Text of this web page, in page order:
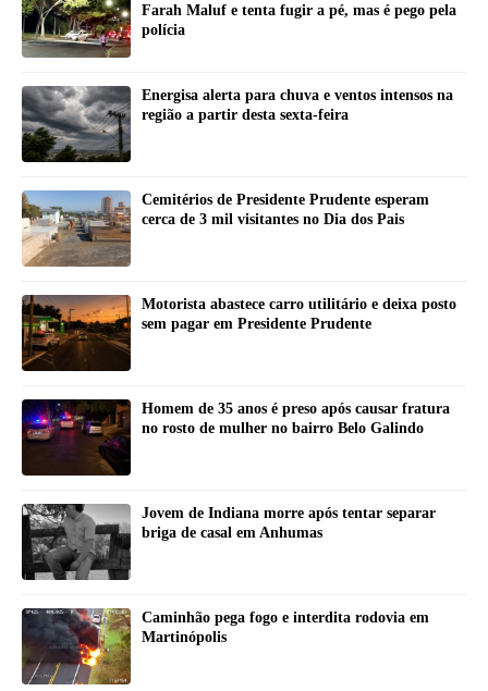
Farah Maluf e tenta fugir a pé, mas é pego pela
polícia
Energisa alerta para chuva e ventos intensos na
região a partir desta sexta-feira
Cemitérios de Presidente Prudente esperam
cerca de 3 mil visitantes no Dia dos Pais
Motorista abastece carro utilitário e deixa posto
sem pagar em Presidente Prudente
Homem de 35 anos é preso após causar fratura
no rosto de mulher no bairro Belo Galindo
Jovem de Indiana morre após tentar separar
briga de casal em Anhumas
Caminhão pega fogo e interdita rodovia em
Martinópolis